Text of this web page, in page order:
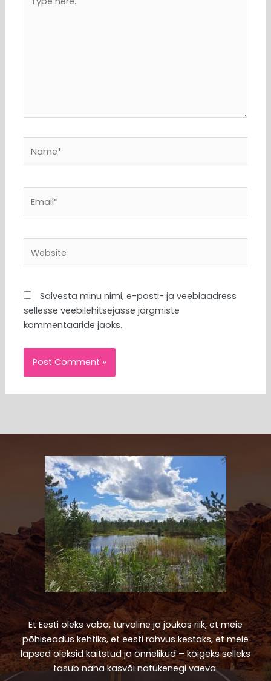
here..
Salvesta minu nimi, e-posti- ja veebiaadress
sellesse veebilehitsejasse järgmiste
kommentaaride jaoks.
Et Eesti oleks vaba, turvaline ja jõukas riik, et meie
põhiseadus kehtiks, et eesti rahvus kestaks, et meie
lapsed oleksid kaitstud ja õnnelikud – kõigeks selleks
tasub näha kasvõi natukenegi vaeva.